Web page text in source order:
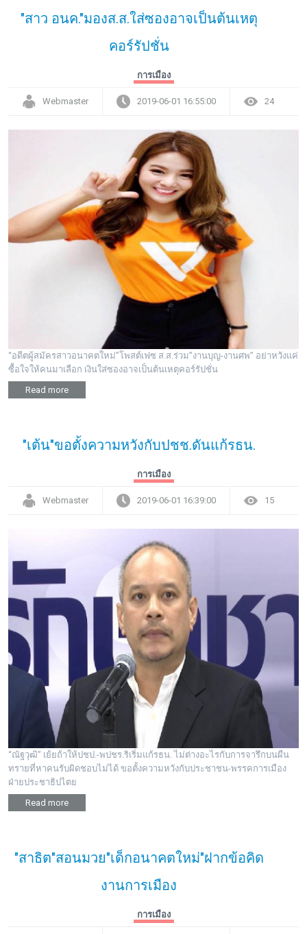
"สาว อนค."มองส.ส.ใส่ซองอาจเป็นต้นเหตุ
คอร์รัปชั่น
การเมือง
Webmaster 2019-06-01 16:55:00 24
“อดีตผู้สมัครสาวอนาคตใหม่”โพสต์เฟซ ส.ส.ร่วม”งานบุญ-งานศพ” อย่าหวังแค่
ซื้อใจให้คนมาเลือก เงินใส่ซองอาจเป็นต้นเหตุคอร์รัปชั่น
Read more
"เต้น"ขอตั้งความหวังกับปชช.ดันแก้รธน.
การเมือง
Webmaster 2019-06-01 16:39:00 15
“ณัฐวุฒิ” เย้ยถ้าให้ปชป.-พปชร.ริเริ่มแก้รธน. ไม่ต่างอะไรกับการจารึกบนผืน
ทรายที่หาคนรับผิดชอบไม่ได้ ขอตั้งความหวังกับประชาชน-พรรคการเมือง
ฝ่ายประชาธิปไตย
Read more
"สาธิต"สอนมวย"เด็กอนาคตใหม่"ฝากข้อคิด
งานการเมือง
การเมือง